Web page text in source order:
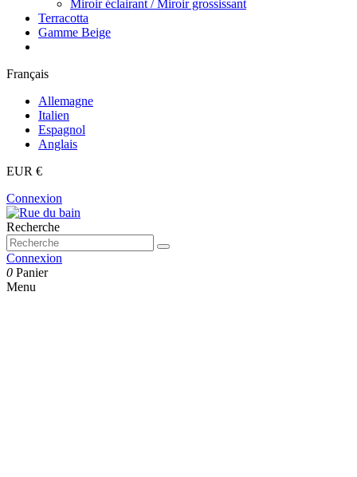
Miroir éclairant / Miroir grossissant
Terracotta
Gamme Beige
Français
Allemagne
Italien
Espagnol
Anglais
EUR €
Connexion
Recherche
Connexion
0 Panier
Menu